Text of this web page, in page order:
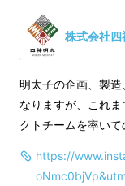
ひと際目を引
ました。イン
ウダー自体は
を損ないませ
四神明
硫黄島・南鳥島な
※賞味期限：製造
解凍後冷蔵庫で2
原材料名：すけ
国、またはロシ
類（水飴、砂糖
糖）、醤油、清
酵調味料、昆布
株式会社四
明太子の企画、製
なりますが、これ
クトチームを率い
https://